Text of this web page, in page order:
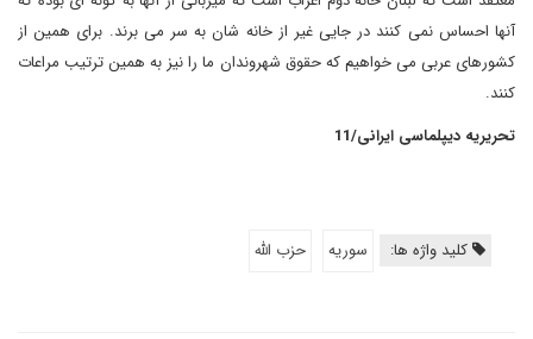
آنها احساس نمی کنند در جایی غیر از خانه شان به سر می برند. برای همین از
کشورهای عربی می خواهیم که حقوق شهروندان ما را نیز به همین ترتیب مراعات
کنند.
تحریریه دیپلماسی ایرانی/11
کلید واژه ها: سوريه حزب الله